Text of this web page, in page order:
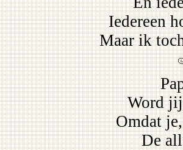
Iedereen
Maar ik
Word
Omdat
De